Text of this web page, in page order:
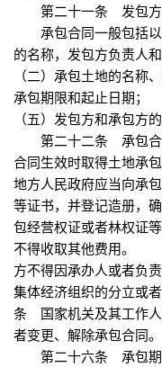
第二十一条 发包方应
承包合同一般包括
的名称，发包方负责
（二）承包土地的名
承包期限和起止日
（五）发包方和承包
第二十二条 承包合
合同生效时取得土地
地方人民政府应当向承
等证书，并登记造册
包经营权证或者林权证
不得收取其他费用。
方不得因承办人或者负
集体经济组织的分立
条 国家机关及其工作
者变更、解除承包合
第二十六条 承包期